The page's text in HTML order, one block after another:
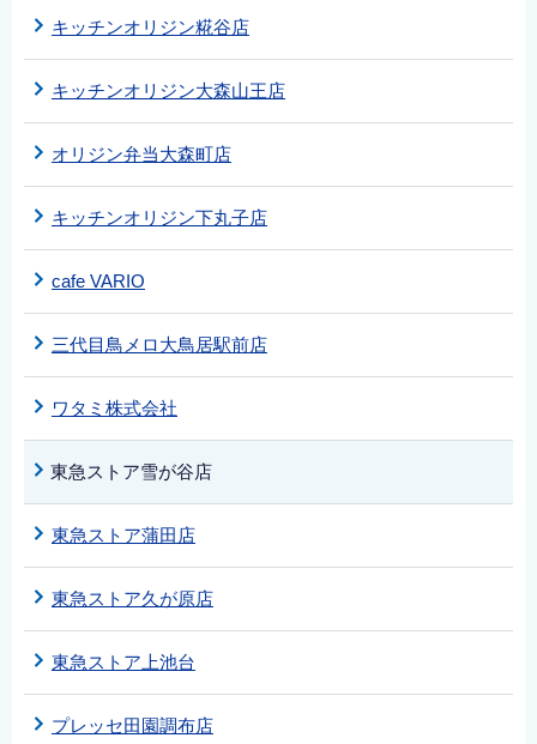
キッチンオリジン糀谷店
キッチンオリジン大森山王店
オリジン弁当大森町店
キッチンオリジン下丸子店
cafe VARIO
三代目鳥メロ大鳥居駅前店
ワタミ株式会社
東急ストア雪が谷店
東急ストア蒲田店
東急ストア久が原店
東急ストア上池台
プレッセ田園調布店